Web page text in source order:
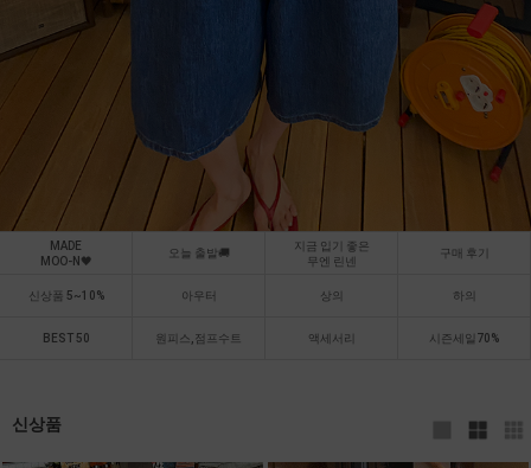
MADE
MOO-N🖤
오늘 출발🚚
지금 입기 좋은
무엔 린넨
구매 후기
신상품 5~10% 아우터 상의 하의
BEST 50 원피스,점프수트 액세서리 시즌세일70%
신상품